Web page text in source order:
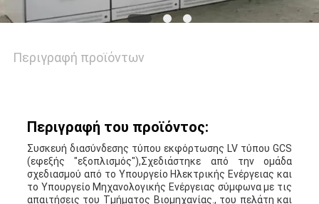
Περιγραφή προϊόντων
Περιγραφή του προϊόντος:
Συσκευή διασύνδεσης τύπου εκφόρτωσης LV τύπου GCS
(εφεξής "εξοπλισμός"),Σχεδιάστηκε από την ομάδα
σχεδιασμού από το Υπουργείο Ηλεκτρικής Ενέργειας και
το Υπουργείο Μηχανολογικής Ενέργειας σύμφωνα με τις
απαιτήσεις του Τμήματος Βιομηχανίας., του πελάτη και